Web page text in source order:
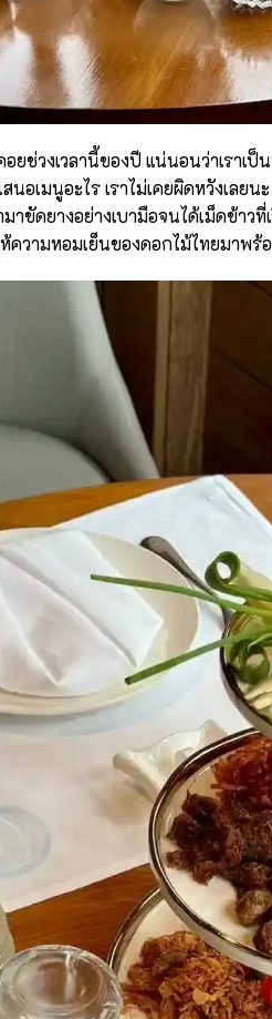
ยช่วงเวลานี้ของปี แน่นอนว่าเราเ
อเมนูอะไร เราไม่เคยผิดหวังเลย
ดยางอย่างเบามือจนได้เม็ดข้าวที่
ามหอมเย็นของดอกไม้ไทยมาพร้อ